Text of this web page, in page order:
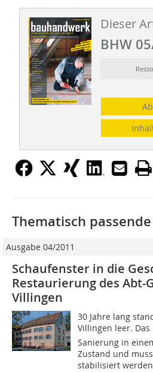
Dieser
BHW
Thematisch
Ausgabe 04/2011
Schaufenster in die
Restaurierung des Abt-
Villingen
30 Jahre lang
Villingen leer.
Sanierung in
Zustand und
stabilisiert